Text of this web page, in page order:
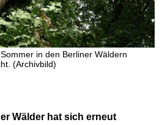
in den Berliner Wäldern
(Archivbild)
Wälder hat sich erneut